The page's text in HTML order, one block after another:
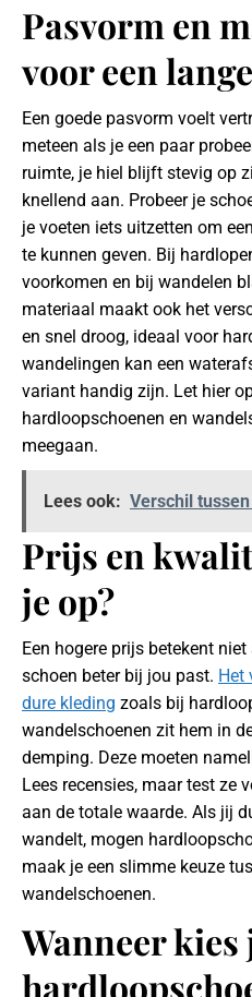
Pasvorm en
voor een
Een goede pasvorm voelt
meteen als je een paar
ruimte, je hiel blijft stevig op
knellend aan. Probeer je
je voeten iets uitzetten om
te kunnen geven. Bij
voorkomen en bij wandelen
materiaal maakt ook het
en snel droog, ideaal voor
wandelingen kan een
variant handig zijn. Let hier
hardloopschoenen en
meegaan.
Lees ook: Verschil
Prijs en
je op?
Een hogere prijs betekent
schoen beter bij jou past. Het
dure kleding zoals bij
wandelschoenen zit hem in
demping. Deze moeten
Lees recensies, maar test ze
aan de totale waarde. Als jij
wandelt, mogen
maak je een slimme keuze
wandelschoenen.
Wanneer kies